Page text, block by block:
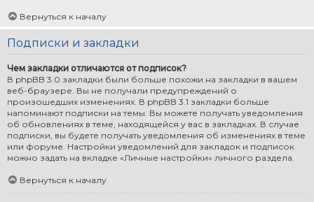
Вернуться к началу
Подписки и закладки
Чем закладки отличаются от подписок?
В phpBB 3.0 закладки были больше похожи на закладки в вашем
веб-браузере. Вы не получали предупреждений о
произошедших изменениях. В phpBB 3.1 закладки больше
напоминают подписки на темы. Вы можете получать уведомления
об обновлениях в теме, находящейся у вас в закладках. В случае
подписки, вы будете получать уведомления об изменениях в теме
или форуме. Настройки уведомлений для закладок и подписок
можно задать на вкладке «Личные настройки» личного раздела.
Вернуться к началу